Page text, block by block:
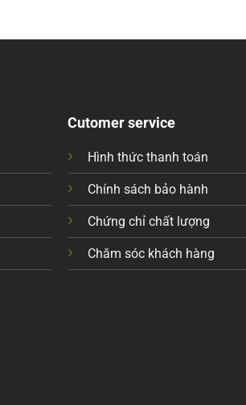
Cutomer service
Hình thức thanh toán
Chính sách bảo hành
Chứng chỉ chất lượng
Chăm sóc khách hàng